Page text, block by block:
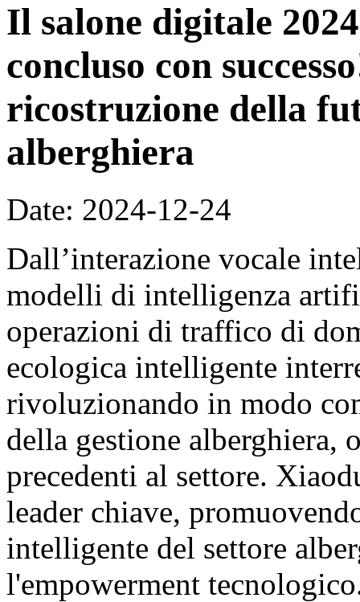
Il salone digitale
concluso con
ricostruzione della
alberghiera
Date: 2024-12-24
Dall’interazione vocale
modelli di intelligenza
operazioni di traffico di
ecologica intelligente
rivoluzionando in modo
della gestione alberghiera,
precedenti al settore.
leader chiave,
intelligente del settore
l'empowerment